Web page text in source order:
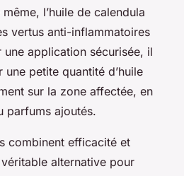
l’huile de calendula
vertus anti-inflammatoires
application sécurisée, il
une petite quantité d’huile
sur la zone affectée, en
parfums ajoutés.
combinent efficacité et
alternative pour